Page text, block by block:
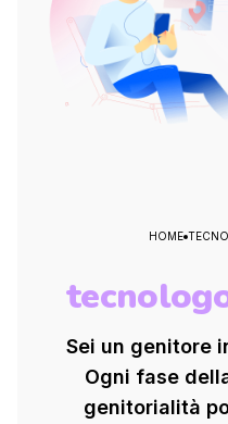
HOME
Sei un genitore
Ogni fase
genitorialità